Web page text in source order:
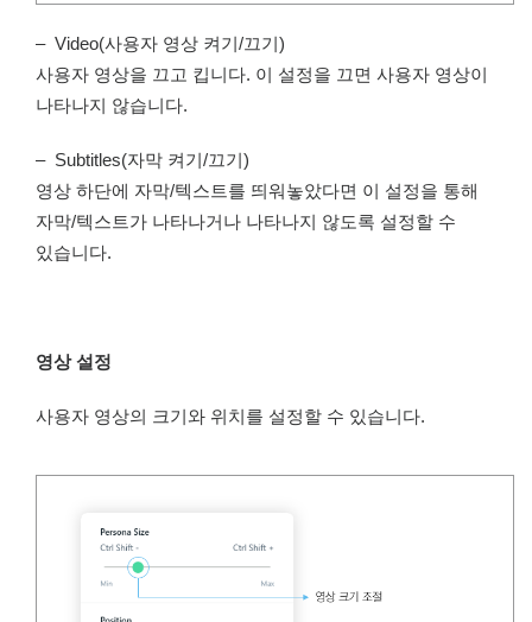
– Video(사용자 영상 켜기/끄기)
사용자 영상을 끄고 킵니다. 이 설정을 끄면 사용자 영상이
나타나지 않습니다.
– Subtitles(자막 켜기/끄기)
영상 하단에 자막/텍스트를 띄워놓았다면 이 설정을 통해
자막/텍스트가 나타나거나 나타나지 않도록 설정할 수
있습니다.
영상 설정
사용자 영상의 크기와 위치를 설정할 수 있습니다.